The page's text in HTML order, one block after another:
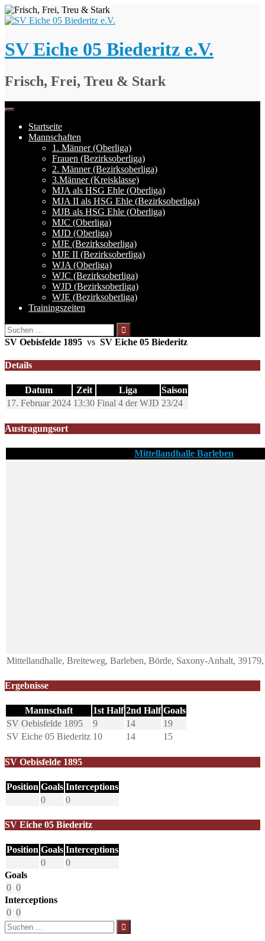
Springe
zum
SV Eiche 05 Biederitz e.V.
Frisch, Frei, Treu & Stark
Startseite
Mannschaften
1. Männer (Oberliga)
Frauen (Bezirksoberliga)
2. Männer (Bezirksoberliga)
3.Männer (Kreisklasse)
MJA als HSG Ehle (Oberliga)
MJA II als HSG Ehle (Bezirksoberliga)
MJB als HSG Ehle (Oberliga)
MJC (Oberliga)
MJD (Oberliga)
MJE (Bezirksoberliga)
MJE II (Bezirksoberliga)
WJA (Oberliga)
WJC (Bezirksoberliga)
WJD (Bezirksoberliga)
WJE (Bezirksoberliga)
Trainingszeiten
Suchen
nach:
SV Oebisfelde 1895 vs SV Eiche 05 Biederitz
Details
Datum Zeit Liga
Saison
17. Februar 2024 13:30 Final 4 der WJD 23/24
Austragungsort
Mittellandhalle Barleben
Mittellandhalle, Breiteweg, Barleben, Börde, Saxony-Anhalt,
Ergebnisse
Mannschaft 1st Half 2nd Half Goals
SV Oebisfelde 1895
9 14
19
SV Eiche 05 Biederitz 10 14 15
SV Oebisfelde 1895
Position Goals Interceptions
0
0
SV Eiche 05 Biederitz
Position Goals Interceptions
0
0
Goals
0 0
Interceptions
0 0
Suchen
nach: